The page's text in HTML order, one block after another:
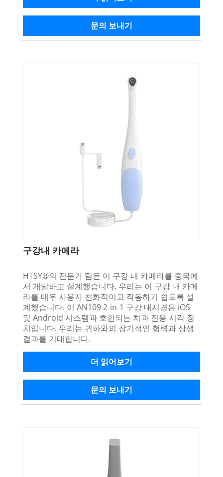
문의 보내기
구강내 카메라
HTSY®의 전문가 팀은 이 구강 내 카메라를 중국에
서 개발하고 설계했습니다. 우리는 이 구강 내 카메
라를 매우 사용자 친화적이고 작동하기 쉽도록 설
계했습니다. 이 AN109 2-in-1 구강 내시경은 iOS
및 Android 시스템과 호환되는 치과 전용 시각 장
치입니다. 우리는 귀하와의 장기적인 협력과 상생
결과를 기대합니다.
더 읽어보기
문의 보내기